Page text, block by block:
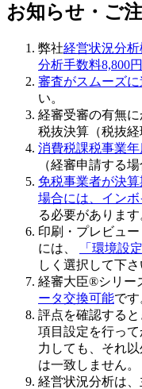
お知らせ・ご
弊社経営状況分析
分析手数料8,800
審査がスムーズ
い。
経審受審の有無に
税抜決算（税抜経
消費税課税事業
（経審申請する場
免税事業者が決
場合には、イン
る必要があります
印刷・プレビュ
には、
「環境設
しく選択して下さ
経審大臣®シリー
ータ交換可能です
評点を確認する
項目設定を行っ
力しても、それ
は一致しません。
経営状況分析は